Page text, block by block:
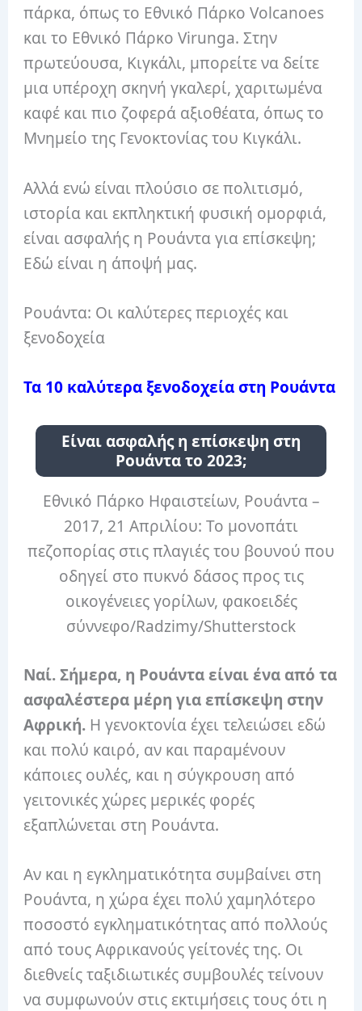
πάρκα, όπως το Εθνικό Πάρκο Volcanoes
και το Εθνικό Πάρκο Virunga.Στην
πρωτεύουσα, Κιγκάλι, μπορείτε να δείτε
μια υπέροχη σκηνή γκαλερί, χαριτωμένα
καφέ και πιο ζοφερά αξιοθέατα, όπως το
Μνημείο της Γενοκτονίας του Κιγκάλι.
Αλλά ενώ είναι πλούσιο σε πολιτισμό,
ιστορία και εκπληκτική φυσική ομορφιά,
είναι ασφαλής η Ρουάντα για επίσκεψη;
Εδώ είναι η άποψή μας.
Ρουάντα: Οι καλύτερες περιοχές και
ξενοδοχεία
Τα 10 καλύτερα ξενοδοχεία στη Ρουάντα
Είναι ασφαλής η επίσκεψη στη
Ρουάντα το 2023;
Εθνικό Πάρκο Ηφαιστείων, Ρουάντα –
2017, 21 Απριλίου: Το μονοπάτι
πεζοπορίας στις πλαγιές του βουνού που
οδηγεί στο πυκνό δάσος προς τις
οικογένειες γορίλων, φακοειδές
σύννεφο/Radzimy/Shutterstock
Ναί.Σήμερα, η Ρουάντα είναι ένα από τα
ασφαλέστερα μέρη για επίσκεψη στην
Αφρική. Η γενοκτονία έχει τελειώσει εδώ
και πολύ καιρό, αν και παραμένουν
κάποιες ουλές, και η σύγκρουση από
γειτονικές χώρες μερικές φορές
εξαπλώνεται στη Ρουάντα.
Αν και η εγκληματικότητα συμβαίνει στη
Ρουάντα, η χώρα έχει πολύ χαμηλότερο
ποσοστό εγκληματικότητας από πολλούς
από τους Αφρικανούς γείτονές της. Οι
διεθνείς ταξιδιωτικές συμβουλές τείνουν
να συμφωνούν στις εκτιμήσεις τους ότι η